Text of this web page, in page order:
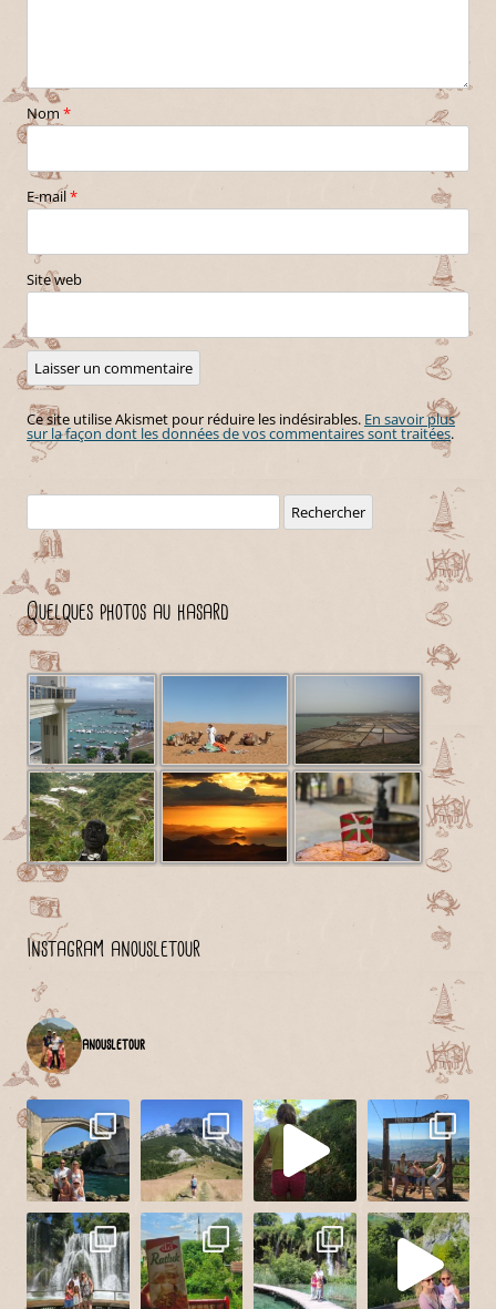
Nom *
E-mail*
Site web
Ce site utilise Akismet pour réduire les indésirables. En savoir plus
sur la façon dont les données de vos commentaires sont traitées.
Quelques photos au hasard
Instagram anousletour
anousletour